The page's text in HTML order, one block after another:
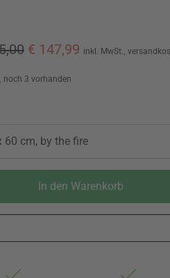
€ 147,99 inkl. MwSt.,
noch 3 vorhanden
60 cm, by the fire
In den Warenkorb